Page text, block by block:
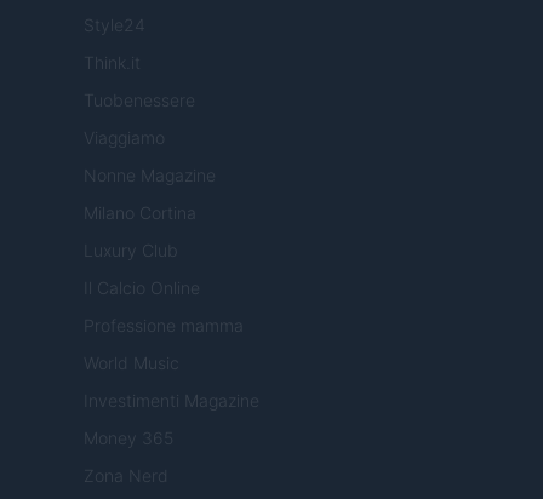
Style24
Think.it
Tuobenessere
Viaggiamo
Nonne Magazine
Milano Cortina
Luxury Club
Il Calcio Online
Professione mamma
World Music
Investimenti Magazine
Money 365
Zona Nerd